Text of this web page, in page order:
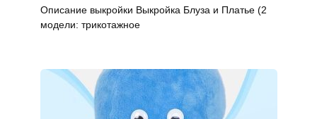
Описание выкройки Выкройка Блуза и Платье (2
модели: трикотажное